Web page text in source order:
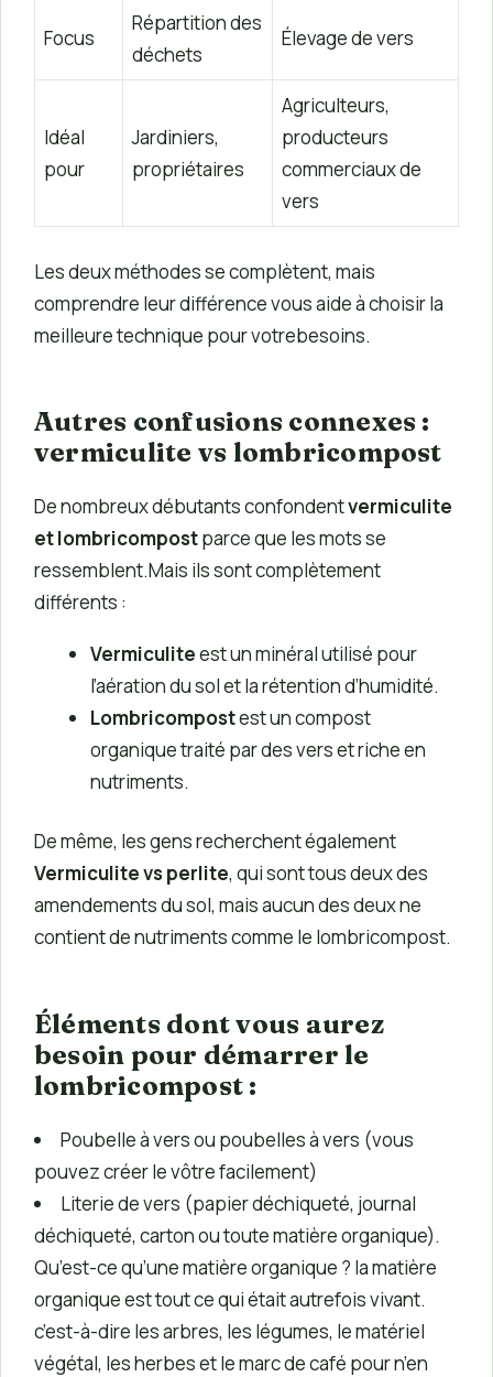
Focus
Répartition des
déchets
Élevage de vers
Idéal
pour
Jardiniers,
propriétaires
Agriculteurs,
producteurs
commerciaux de
vers
Les deux méthodes se complètent, mais
comprendre leur différence vous aide à choisir la
meilleure technique pour votrebesoins.
Autres confusions connexes :
vermiculite vs lombricompost
De nombreux débutants confondentvermiculite
et lombricompostparce que les mots se
ressemblent.Mais ils sont complètement
différents :
Vermiculiteest un minéral utilisé pour
l’aération du sol et la rétention d’humidité.
Lombricompostest un compost
organique traité par des vers et riche en
nutriments.
De même, les gens recherchent également
Vermiculite vs perlite, qui sont tous deux des
amendements du sol, mais aucun des deux ne
contient de nutriments comme le lombricompost.
Éléments dont vous aurez
besoin pour démarrer le
lombricompost :
Poubelle à vers ou poubelles à vers (vous
pouvez créer le vôtre facilement)
Literie de vers (papier déchiqueté, journal
déchiqueté, carton ou toute matière organique).
Qu’est-ce qu’une matière organique ? la matière
organique est tout ce qui était autrefois vivant.
c’est-à-dire les arbres, les légumes, le matériel
végétal, les herbes et le marc de café pour n’en